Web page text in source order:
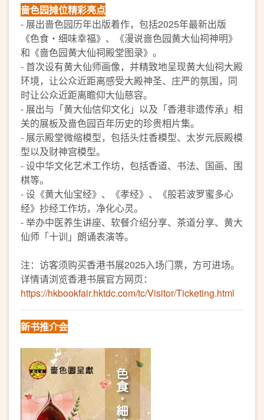
啬色园摊位精彩亮点
- 展出啬色园历年出版着作，包括2025年最新出版
《色食・细味幸福》、《漫说啬色园黄大仙祠神明》
和《啬色园黄大仙祠殿堂图录》。
- 首次设有黄大仙师画像，并精致地呈现黄大仙祠大殿
环境，让公众近距离感受大殿神圣、庄严的氛围，同
时让公众近距离瞻仰大仙慈容。
- 展出与「黄大仙信仰文化」以及「香港非遗传承」相
关的展板及啬色园百年历史的珍贵相片集。
- 展示殿堂微缩模型，包括头炷香模型、太岁元辰殿模
型以及财神宫模型。
- 设中华文化艺术工作坊，包括香道、书法、国画、围
棋等。
- 设《黄大仙宝经》、《孝经》、《般若波罗蜜多心
经》抄经工作坊，净化心灵。
- 举办中医养生讲座、软餐介绍分享、茶道分享、黄大
仙师「十训」朗诵表演等。
注：访客须购买香港书展2025入场门票，方可进场。
详情请浏览香港书展官方网页：
https://hkbookfair.hktdc.com/tc/Visitor/Ticketing.html
新书推介会